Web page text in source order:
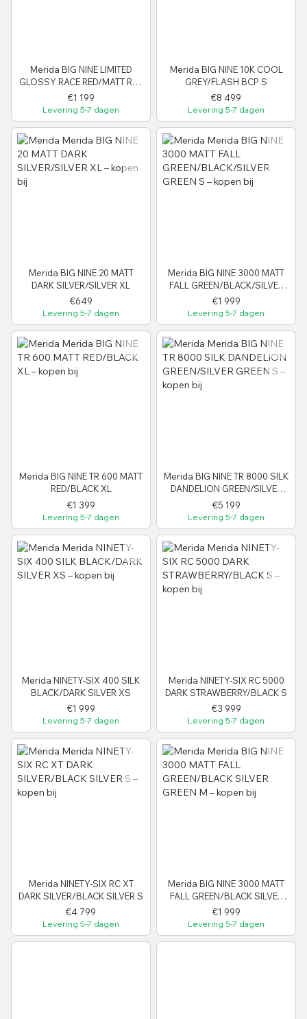
Merida BIG NINE LIMITED
GLOSSY RACE RED/MATT RED
M 17"
€1 199
Levering 5-7 dagen
Merida BIG NINE 10K COOL
GREY/FLASH BCP S
€8 499
Levering 5-7 dagen
Merida BIG NINE 20 MATT
DARK SILVER/SILVER XL
€649
Levering 5-7 dagen
Merida BIG NINE 3000 MATT
FALL GREEN/BLACK/SILVER
GREEN S
€1 999
Levering 5-7 dagen
Merida BIG NINE TR 600 MATT
RED/BLACK XL
€1 399
Levering 5-7 dagen
Merida BIG NINE TR 8000 SILK
DANDELION GREEN/SILVER
GREEN S
€5 199
Levering 5-7 dagen
Merida NINETY-SIX 400 SILK
BLACK/DARK SILVER XS
€1 999
Levering 5-7 dagen
Merida NINETY-SIX RC 5000
DARK STRAWBERRY/BLACK S
€3 999
Levering 5-7 dagen
Merida NINETY-SIX RC XT
DARK SILVER/BLACK SILVER S
€4 799
Levering 5-7 dagen
Merida BIG NINE 3000 MATT
FALL GREEN/BLACK SILVER
GREEN M
€1 999
Levering 5-7 dagen